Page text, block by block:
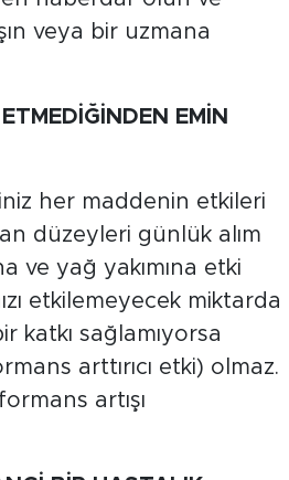
veya bir uzmana
EMİN
her maddenin etkileri
düzeyleri günlük alım
ve yağ yakımına etki
etkilemeyecek miktarda
katkı sağlamıyorsa
arttırıcı etki) olmaz.
artışı